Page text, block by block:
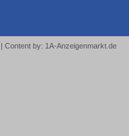
Content by: 1A-Anzeigenmarkt.de